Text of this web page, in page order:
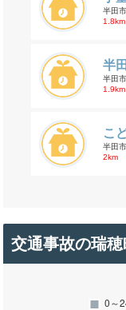
半田
1.8km
半
半田
1.9km
こ
半田
2km
交通事故の瑞